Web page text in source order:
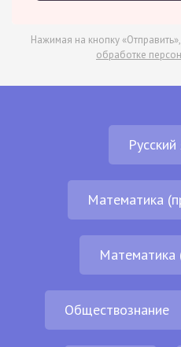
Нажимая на кнопку
обработке
Математика
Математика
Обществознание